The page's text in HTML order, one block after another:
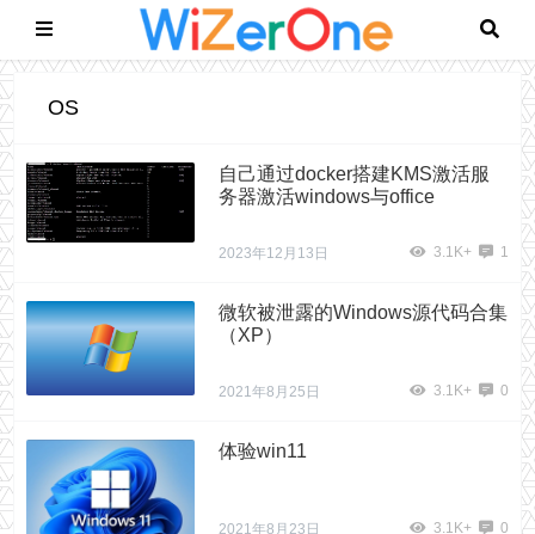
OS
自己通过docker搭建KMS激活服
务器激活windows与office
2023年12月13日 3.1K+ 1
微软被泄露的Windows源代码合集
（XP）
2021年8月25日 3.1K+ 0
体验win11
2021年8月23日 3.1K+ 0